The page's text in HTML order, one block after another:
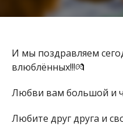
И мы поздравляем
влюблённых!!!💏
Любви вам большой и
Любите друг друга и